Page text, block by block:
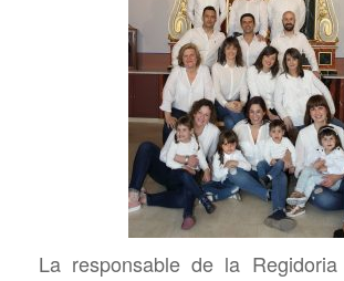
La responsable de la